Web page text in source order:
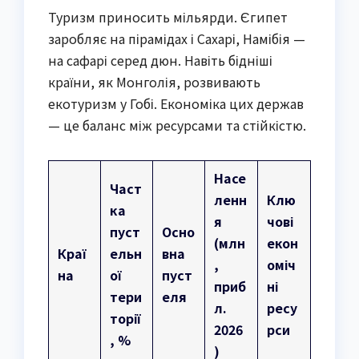
Туризм приносить мільярди. Єгипет
заробляє на пірамідах і Сахарі, Намібія —
на сафарі серед дюн. Навіть бідніші
країни, як Монголія, розвивають
екотуризм у Гобі. Економіка цих держав
— це баланс між ресурсами та стійкістю.
Краї
на
Част
ка
пуст
ельн
ої
тери
торії
, %
Осно
вна
пуст
еля
Насе
ленн
я
(млн
,
приб
л.
2026
)
Клю
чові
екон
оміч
ні
ресу
рси